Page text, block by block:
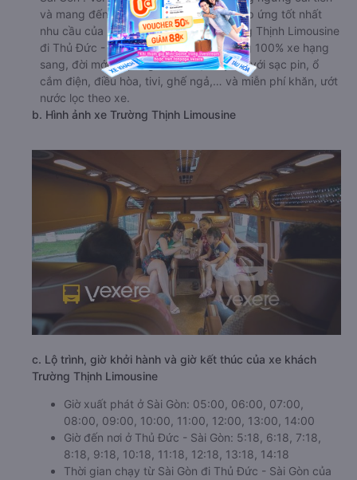
và mang đến các dòng xe mới nhằm đáp ứng tốt nhất
nhu cầu của khách hàng. Nhà xe Trường Thịnh Limousine
đi Thủ Đức - Sài Gòn từ Sài Gòn sử dụng 100% xe hạng
sang, đời mới. Tiện nghi hiện đại đầy đủ với sạc pin, ổ
cắm điện, điều hòa, tivi, ghế ngả,… và miễn phí khăn, ướt
nước lọc theo xe.
b. Hình ảnh xe Trường Thịnh Limousine
c. Lộ trình, giờ khởi hành và giờ kết thúc của xe khách
Trường Thịnh Limousine
Giờ xuất phát ở Sài Gòn: 05:00, 06:00, 07:00,
08:00, 09:00, 10:00, 11:00, 12:00, 13:00, 14:00
Giờ đến nơi ở Thủ Đức - Sài Gòn: 5:18, 6:18, 7:18,
8:18, 9:18, 10:18, 11:18, 12:18, 13:18, 14:18
Thời gian chạy từ Sài Gòn đi Thủ Đức - Sài Gòn của